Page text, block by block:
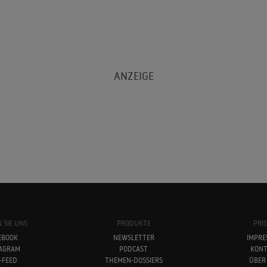
SIE UNS
FEED
PRODUKTE
NEWSLETTER
PODCAST
THEMEN-DOSSIERS